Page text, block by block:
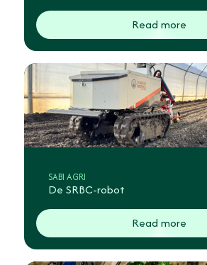
Read more
SABI AGRI
De SRBC-robot
Read more